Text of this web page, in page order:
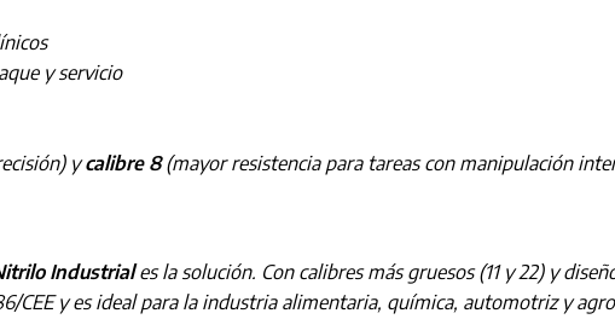
y servicio
ycalibre 8(mayor resistencia para tareas con manipulación
Industriales la solución. Con calibres más gruesos (11 y 22) y
CEE y es ideal para la industria alimentaria, química, automotriz y